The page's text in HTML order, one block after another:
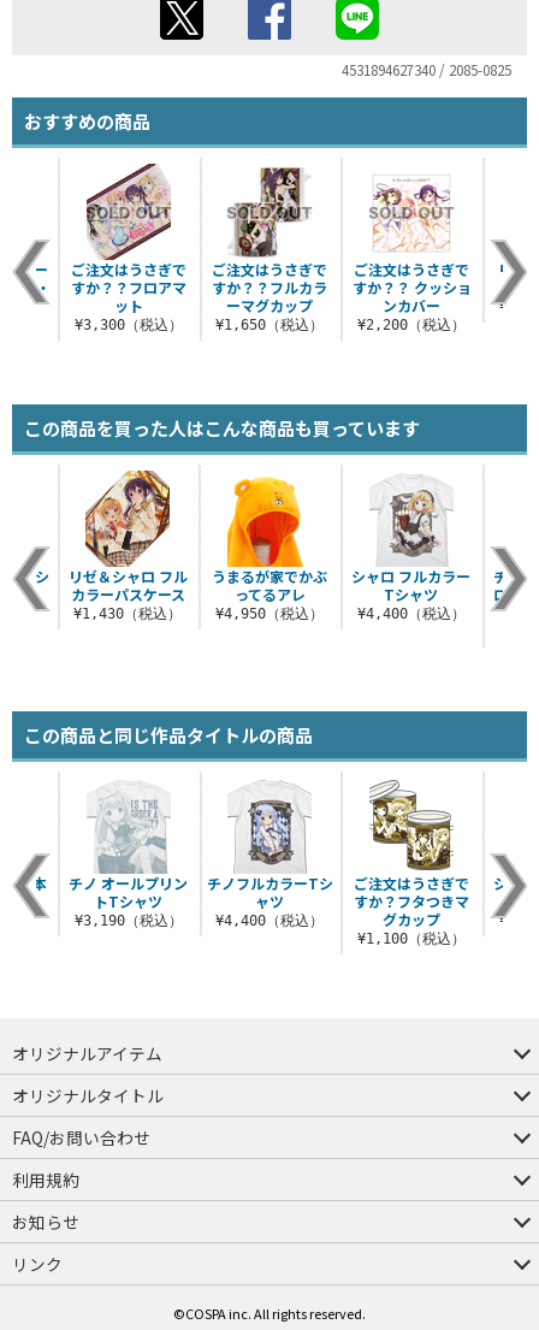
4531894627340 / 2085-0825
おすすめの商品
ご注文はうさぎで
すか？？フルカラ
ーマグカップ
¥1,650（税込）
ご注文はうさぎで
すか？？ クッショ
ンカバー
¥2,200（税込）
リゼ
パー
[X・
ご注文はうさぎで
すか？？フロアマ
ット
¥3,300（税込）
この商品を買った人はこんな商品も買っています
うまるが家でかぶ
ってるアレ
¥4,950（税込）
シャロ フルカラー
Tシャツ
¥4,400（税込）
チノ
ロス
ーTシ
込）
リゼ＆シャロ フル
カラーパスケース
¥1,430（税込）
この商品と同じ作品タイトルの商品
チノフルカラーTシ
ャツ
¥4,400（税込）
ご注文はうさぎで
すか？フタつきマ
グカップ
¥1,100（税込）
シャ
ン
ス 本
ス
込）
チノ オールプリン
トTシャツ
¥3,190（税込）
オリジナルアイテム
つままれ
つかまれ
ピョコッテ
オリジナルタイトル
アイテムヤ
ミスカトニック大學購買部
FAQ/お問い合わせ
FAQ
お問い合わせ
利用規約
会員規約・ポイント規約
特定商取引法に関する表示
プライバシーポリシー
お知らせ
店舗情報
採用情報
発売日変更のお知らせ
販売代理店・取扱店募集
海外のご案内（English）
リンク
©COSPA inc. All rights reserved.